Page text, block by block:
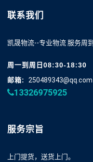
联系我们
凯晟物流--专业物流 服务周到
周一到周日08:30-18:30
邮箱:
250489343@qq.com
13326975925
服务宗旨
上门提货，送货上门。